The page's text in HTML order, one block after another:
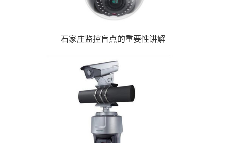
石家庄监控盲点的重要性讲解